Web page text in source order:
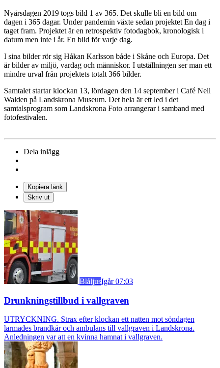
Nyårsdagen 2019 togs bild 1 av 365. Det skulle bli en bild om
dagen i 365 dagar. Under pandemin växte sedan projektet En dag i
taget fram. Projektet är en retrospektiv fotodagbok, kronologisk i
datum men inte i år. En bild för varje dag.
I sina bilder rör sig Håkan Karlsson både i Skåne och Europa. Det
är bilder av miljö, vardag och människor. I utställningen ser man ett
mindre urval från projektets totalt 366 bilder.
Samtalet startar klockan 13, lördagen den 14 september i Café Nell
Walden på Landskrona Museum. Det hela är ett led i det
samtalsprogram som Landskrona Foto arrangerar i samband med
fotofestivalen.
Dela inlägg
Kopiera länk
Skriv ut
BlåljusIgår 07:03
Drunkningstillbud i vallgraven
UTRYCKNING. Strax efter klockan ett natten mot söndagen
larmades brandkår och ambulans till vallgraven i Landskrona.
Anledningen var att en kvinna hamnat i vallgraven.